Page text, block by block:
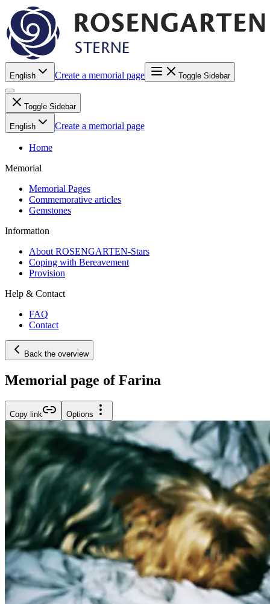
English Create a memorial page Toggle Sidebar
Toggle Sidebar
English Create a memorial page
Home
Memorial
Memorial Pages
Commemorative articles
Gemstones
Information
About ROSENGARTEN-Stars
Coping with Bereavement
Provision
Help & Contact
FAQ
Contact
Back the overview
Memorial page of Farina
Copy link Options